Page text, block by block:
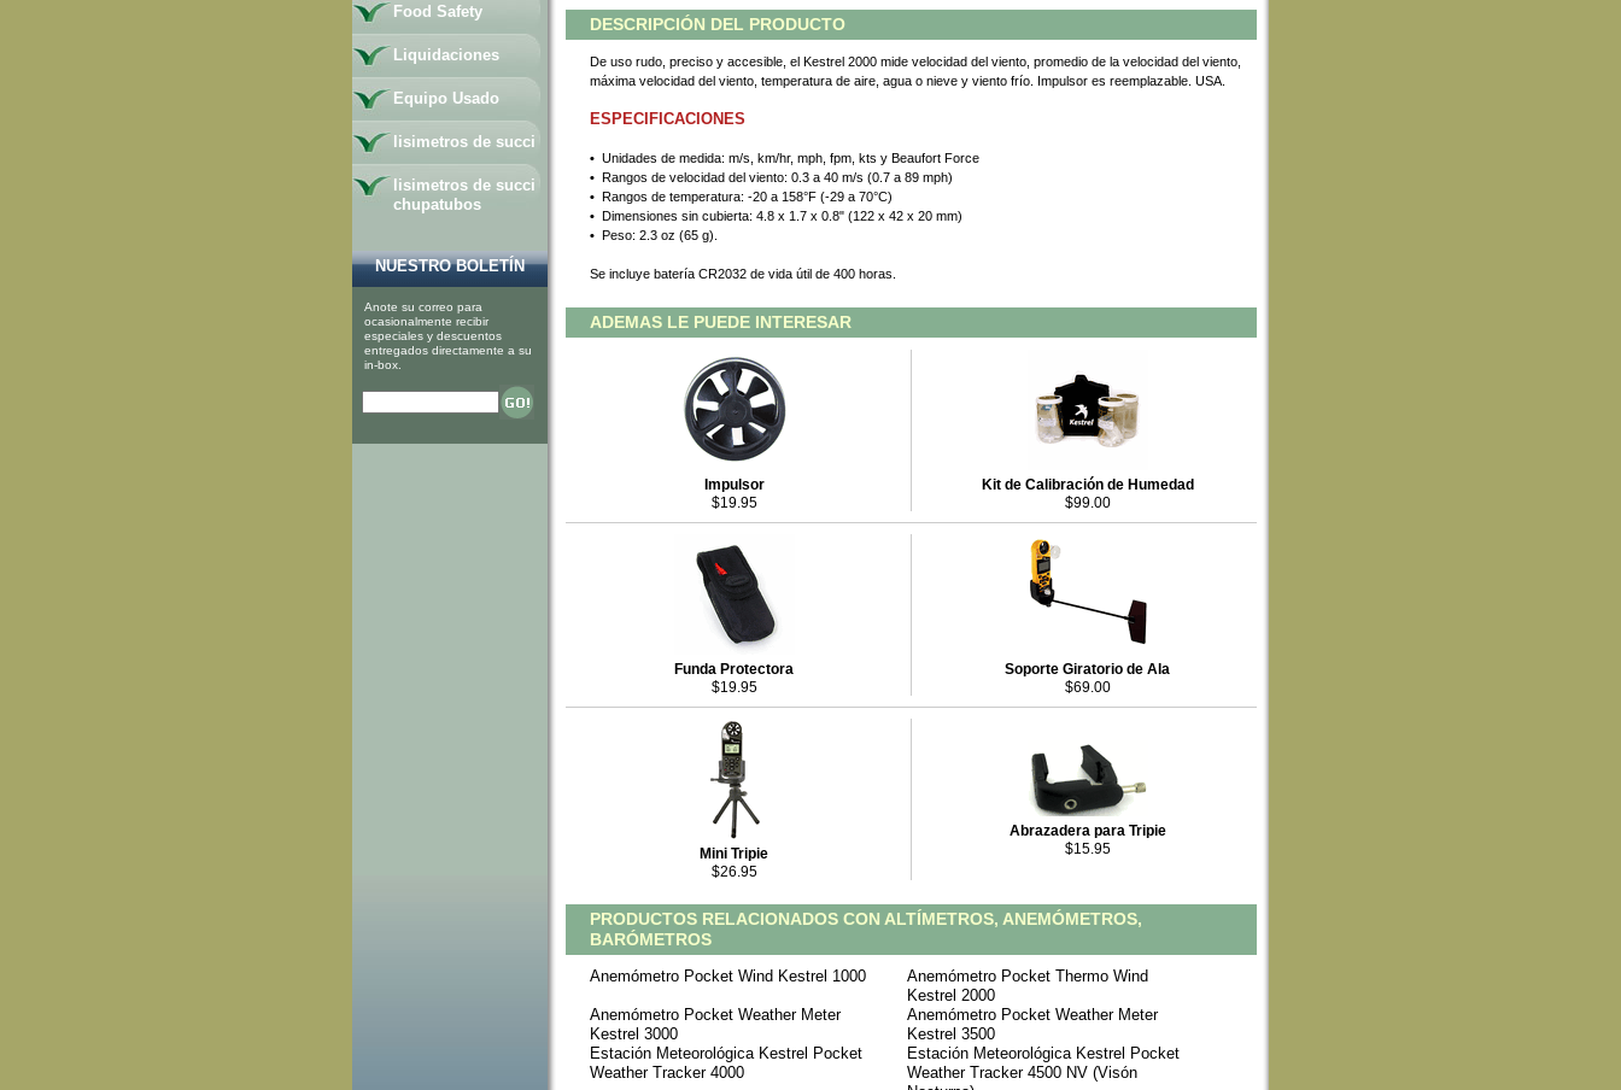
DESCRIPCIÓN DEL PRODUCTO
De uso rudo, preciso y accesible, el Kestrel 2000 mide velocidad del viento, promedio de la velocidad del viento,
máxima velocidad del viento, temperatura de aire, agua o nieve y viento frío. Impulsor es reemplazable. USA.
ESPECIFICACIONES
• Unidades de medida: m/s, km/hr, mph, fpm, kts y Beaufort Force
• Rangos de velocidad del viento: 0.3 a 40 m/s (0.7 a 89 mph)
• Rangos de temperatura: -20 a 158°F (-29 a 70°C)
• Dimensiones sin cubierta: 4.8 x 1.7 x 0.8" (122 x 42 x 20 mm)
• Peso: 2.3 oz (65 g).
Se incluye batería CR2032 de vida útil de 400 horas.
ADEMAS LE PUEDE INTERESAR
Impulsor
$19.95
Kit de Calibración de Humedad
$99.00
Funda Protectora
$19.95
Soporte Giratorio de Ala
$69.00
Mini Tripie
$26.95
Abrazadera para Tripie
$15.95
PRODUCTOS RELACIONADOS CON ALTÍMETROS, ANEMÓMETROS,
BARÓMETROS
Anemómetro Pocket Wind Kestrel 1000
Anemómetro Pocket Thermo Wind
Kestrel 2000
Anemómetro Pocket Weather Meter
Kestrel 3000
Anemómetro Pocket Weather Meter
Kestrel 3500
Estación Meteorológica Kestrel Pocket
Weather Tracker 4000
Estación Meteorológica Kestrel Pocket
Weather Tracker 4500 NV (Visón
Food Safety
Liquidaciones
Equipo Usado
lisimetros de succi
lisimetros de succi
chupatubos
NUESTRO BOLETÍN
Anote su correo para
ocasionalmente recibir
especiales y descuentos
entregados directamente a su
in-box.